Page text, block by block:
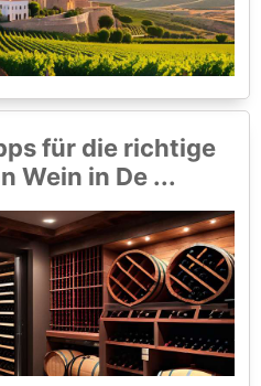
für die richtige
Wein in De ...